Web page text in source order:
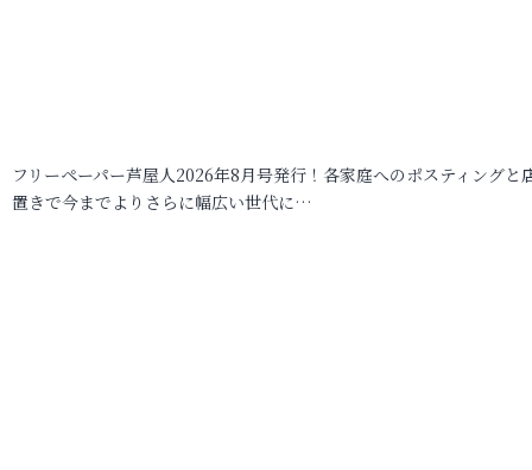
フリーペーパー芦屋人2026年8月号発行！各家庭へのポスティングと
置きで今までよりさらに幅広い世代に…